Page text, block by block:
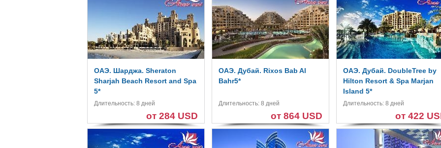
ОАЭ. Шарджа. Sheraton
Sharjah Beach Resort and Spa
5*
Длительность: 8 дней
от 284 USD
ОАЭ. Дубай. Rixos Bab Al
Bahr5*
Длительность: 8 дней
от 864 USD
ОАЭ. Дубай. DoubleTree by
Hilton Resort & Spa Marjan
Island 5*
Длительность: 8 дней
от 422